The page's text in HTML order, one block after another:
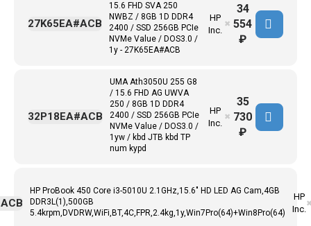
15.6 FHD SVA 250
NWBZ / 8GB 1D DDR4
2400 / SSD 256GB PCIe
NVMe Value / DOS3.0 /
1y - 27K65EA#ACB
HP
Inc.
27K65EA#ACB ✖
34
554
₽
UMA Ath3050U 255 G8
/ 15.6 FHD AG UWVA
250 / 8GB 1D DDR4
2400 / SSD 256GB PCIe
NVMe Value / DOS3.0 /
1yw / kbd JTB kbd TP
num kypd
HP
Inc.
32P18EA#ACB ✖
35
730
₽
HP ProBook 450 Core i3-5010U 2.1GHz,15.6" HD LED AG Cam,4GB
DDR3L(1),500GB
5.4krpm,DVDRW,WiFi,BT,4C,FPR,2.4kg,1y,Win7Pro(64)+Win8Pro(64)
HP
Inc.